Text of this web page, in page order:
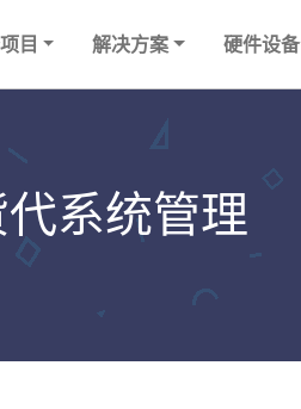
目 解决方案 硬件设备
系统管理